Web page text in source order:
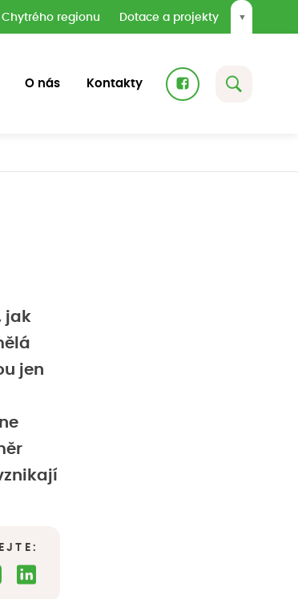
regionu Dotace a projekty ▼
O nás Kontakty
jak
jen